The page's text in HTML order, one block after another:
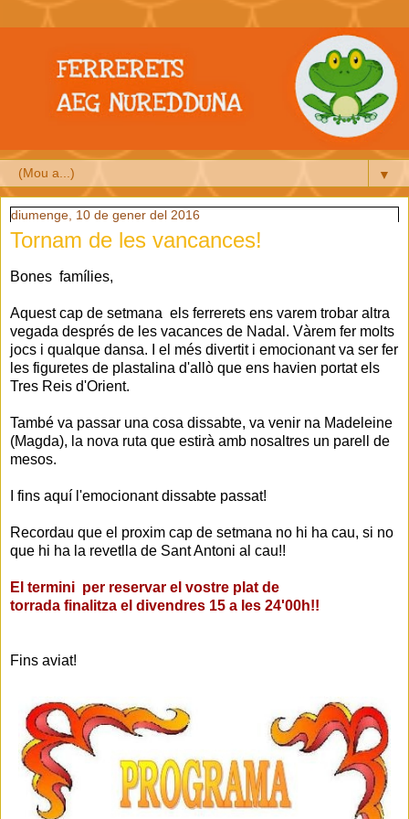
▼
diumenge, 10 de gener del 2016
Tornam de les vancances!
Bones famílies,
Aquest cap de setmana els ferrerets ens varem trobar altra
vegada després de les vacances de Nadal. Vàrem fer molts
jocs i qualque dansa. I el més divertit i emocionant va ser fer
les figuretes de plastalina d'allò que ens havien portat els
Tres Reis d'Orient.
També va passar una cosa dissabte, va venir na Madeleine
(Magda), la nova ruta que estirà amb nosaltres un parell de
mesos.
I fins aquí l'emocionant dissabte passat!
Recordau que el proxim cap de setmana no hi ha cau, si no
que hi ha la revetlla de Sant Antoni al cau!!
El termini per reservar el vostre plat de
torrada finalitza el divendres 15 a les 24'00h!!
Fins aviat!